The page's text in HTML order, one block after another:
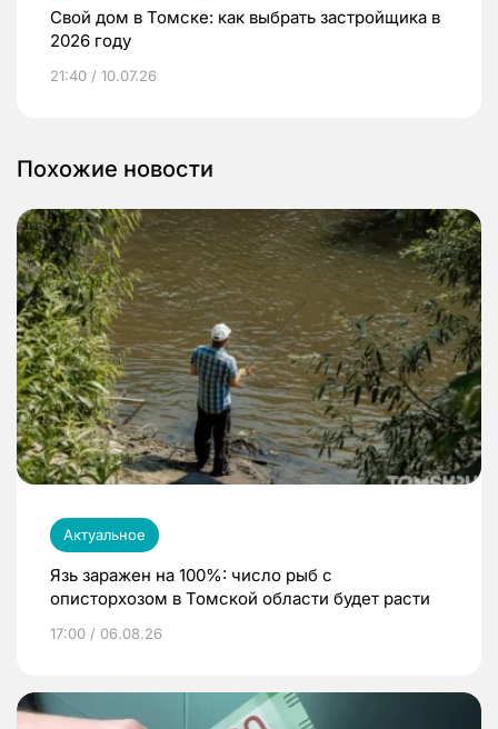
Свой дом в Томске: как выбрать застройщика в
2026 году
21:40 / 10.07.26
Похожие новости
Актуальное
Язь заражен на 100%: число рыб с
описторхозом в Томской области будет расти
17:00 / 06.08.26